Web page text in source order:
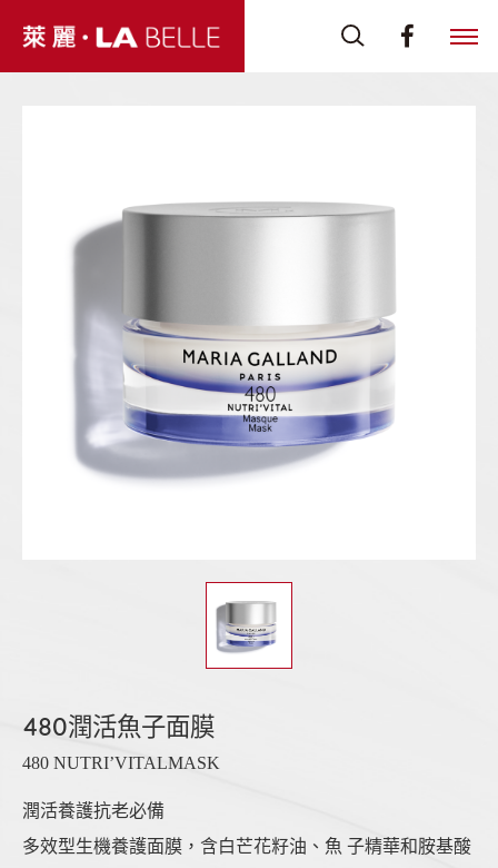
480潤活魚子面膜
480 NUTRI’VITALMASK
潤活養護抗老必備
多效型生機養護面膜，含白芒花籽油、魚 子精華和胺基酸